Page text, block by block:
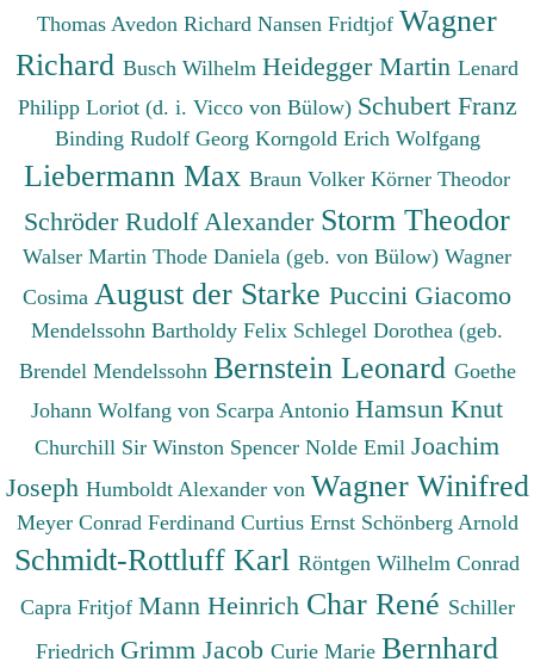
Thomas Avedon Richard Nansen Fridtjof Wagner
Richard Busch Wilhelm Heidegger Martin Lenard
Philipp Loriot (d. i. Vicco von Bülow) Schubert Franz
Binding Rudolf Georg Korngold Erich Wolfgang
Liebermann Max Braun Volker Körner Theodor
Schröder Rudolf Alexander Storm Theodor
Walser Martin Thode Daniela (geb. von Bülow) Wagner
Cosima August der Starke Puccini Giacomo
Mendelssohn Bartholdy Felix Schlegel Dorothea (geb.
Brendel Mendelssohn Bernstein Leonard Goethe
Johann Wolfang von Scarpa Antonio Hamsun Knut
Churchill Sir Winston Spencer Nolde Emil Joachim
Joseph Humboldt Alexander von Wagner Winifred
Meyer Conrad Ferdinand Curtius Ernst Schönberg Arnold
Schmidt-Rottluff Karl Röntgen Wilhelm Conrad
Capra Fritjof Mann Heinrich Char René Schiller
Friedrich Grimm Jacob Curie Marie Bernhard